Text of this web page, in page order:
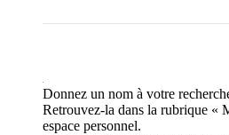
Donnez un nom à votre
Retrouvez-la dans la rubrique «
espace personnel.